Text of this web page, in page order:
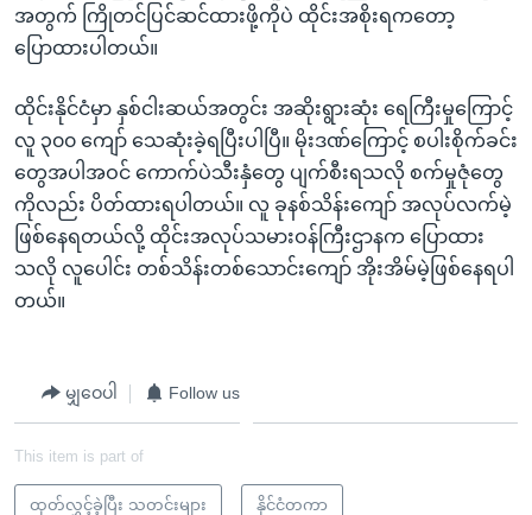
အတွက် ကြိုတင်ပြင်ဆင်ထားဖို့ကိုပဲ ထိုင်းအစိုးရကတော့
ပြောထားပါတယ်။
ထိုင်းနိုင်ငံမှာ နှစ်ငါးဆယ်အတွင်း အဆိုးရွားဆုံး ရေကြီးမှုကြောင့်
လူ ၃၀၀ ကျော် သေဆုံးခဲ့ရပြီးပါပြီ။ မိုးဒဏ်ကြောင့် စပါးစိုက်ခင်း
တွေအပါအဝင် ကောက်ပဲသီးနှံတွေ ပျက်စီးရသလို စက်မှုဇုံတွေ
ကိုလည်း ပိတ်ထားရပါတယ်။ လူ ခုနစ်သိန်းကျော် အလုပ်လက်မဲ့
ဖြစ်နေရတယ်လို့ ထိုင်းအလုပ်သမားဝန်ကြီးဌာနက ပြောထား
သလို လူပေါင်း တစ်သိန်းတစ်သောင်းကျော် အိုးအိမ်မဲ့ဖြစ်နေရပါ
တယ်။
မျှဝေပါ Follow us
This item is part of
ထုတ်လွှင့်ခဲ့ပြီး သတင်းများ နိုင်ငံတကာ